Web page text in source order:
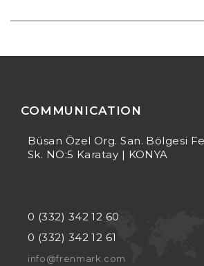
COMMUNICATION
Büsan Özel Org. San. Bölgesi
Sk. NO:5 Karatay | KONYA
0 (332) 342 12 60
0 (332) 342 12 61
info@frenmark.com